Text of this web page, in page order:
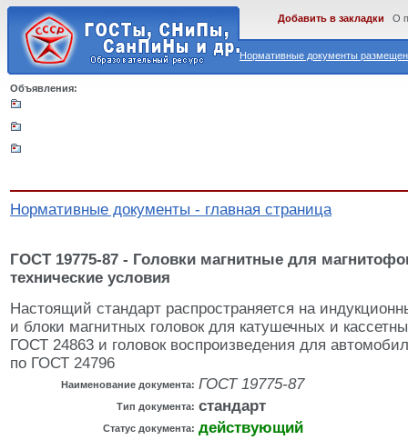
Нормативные документы
Добавить в закладки О
Объявления:
Нормативные документы - главная страница
ГОСТ 19775-87 - Головки магнитные для
технические условия
Настоящий стандарт распространяется на
и блоки магнитных головок для катушечных и
ГОСТ 24863 и головок воспроизведения для
по ГОСТ 24796
Наименование документа: ГОСТ 19775-87
Тип документа: стандарт
Статус документа: действующий